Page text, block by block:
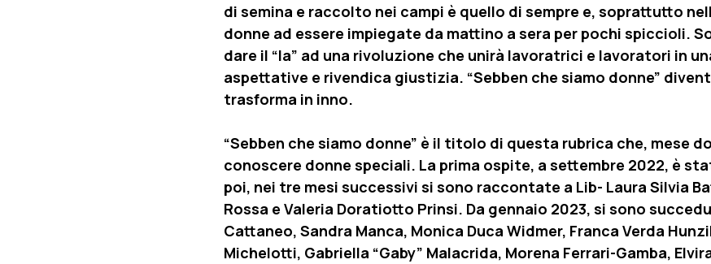
di semina e raccolto nei campi è quello di sempre e, soprattutto
donne ad essere impiegate da mattino a sera per pochi spiccioli.
dare il “la” ad una rivoluzione che unirà lavoratrici e lavoratori in
aspettative e rivendica giustizia. “Sebben che siamo donne”
trasforma in inno.
“Sebben che siamo donne” è il titolo di questa rubrica che, mese
conoscere donne speciali. La prima ospite, a settembre 2022, è
poi, nei tre mesi successivi si sono raccontate a Lib- Laura Silvia
Rossa e Valeria Doratiotto Prinsi. Da gennaio 2023, si sono
Cattaneo, Sandra Manca, Monica Duca Widmer, Franca Verda
Michelotti, Gabriella “Gaby” Malacrida, Morena Ferrari-Gamba,